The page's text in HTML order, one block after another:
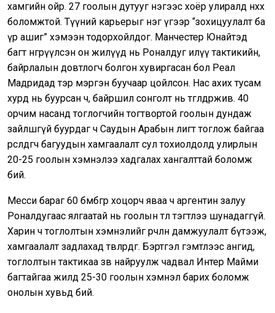
хамгийн ойр. 27 гоолын дутууг нэгээс хоёр улиралд нөхөх
боломжтой. Түүний карьерыг нэг үгээр “зохицуулалт ба
үр ашиг” хэмээн тодорхойлдог. Манчестер Юнайтэд
багт өнгөрүүлсэн он жилүүд нь Роналдуг илүү тактикийн,
байрлалын довтлогч болгон хувиргасан бол Реал
Мадридад тэр мэргэн буучаар цойлсон. Нас ахих тусам
хурд нь буурсан ч, байршил сонголт нь төгөлдөржив. 40
орчим насанд тоглогчийн тогтвортой гоолын дундаж
зайлшгүй буурдаг ч Саудын Арабын лигт тоглож байгаа
өрсөлдөгч багуудын хамгаалалт сул тохиолдолд улирлын
20-25 гоолын хэмнэлээ хадгалах хангалттай боломж
бий.
Месси бараг 60 бөмбөгөөр хоцорч яваа ч аргентин залуу
Роналдугаас ялгаатай нь гоолын төлөө тэгтлээ шунадаггүй.
Харин ч тоглолтын хэмнэлийг өөрчлөн дамжуулалт бүтээж,
хамгаалалт задлахад төвлөрдөг. Бэртгэл гэмтлээс ангид,
тоглолтын тактикаа зөв найруулж чадвал Интер Майми
багтайгаа жилд 25-30 гоолын хэмнэл барих боломж
онолын хувьд бий.